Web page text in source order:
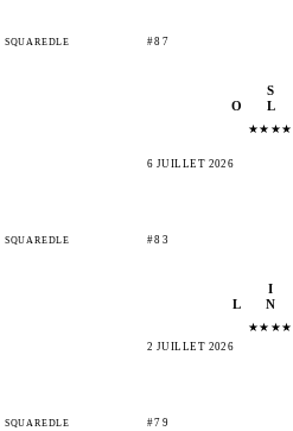
SQUAREDLE #87
S
O
L
★★ ★★
6 JUILLET 2026
SQUAREDLE #83
I
L
N
★★ ★★
2 JUILLET 2026
SQUAREDLE #79